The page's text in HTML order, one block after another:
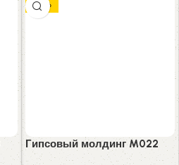
-10%
Гипсовый молдинг M022